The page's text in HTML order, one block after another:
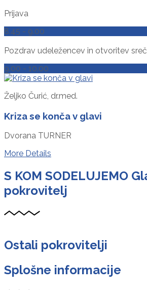
Prijava
8.45 - 9.00
Pozdrav udeležencev in otvoritev
9.00 - 10.00
Željko Čurić, dr.med.
Kriza se konča v glavi
Dvorana TURNER
More Details
S KOM SODELUJEMO
pokrovitelj
Ostali pokrovitelji
Splošne informacije